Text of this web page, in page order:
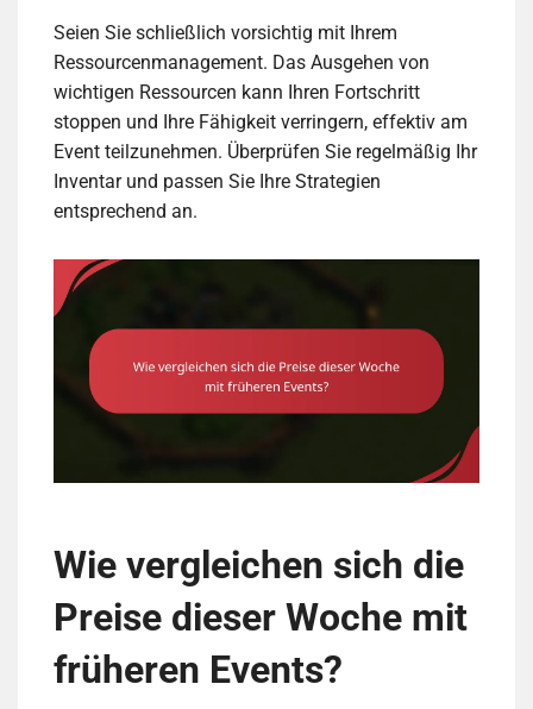
Seien Sie schließlich vorsichtig mit Ihrem
Ressourcenmanagement. Das Ausgehen von
wichtigen Ressourcen kann Ihren Fortschritt
stoppen und Ihre Fähigkeit verringern, effektiv am
Event teilzunehmen. Überprüfen Sie regelmäßig Ihr
Inventar und passen Sie Ihre Strategien
entsprechend an.
Wie vergleichen sich die
Preise dieser Woche mit
früheren Events?